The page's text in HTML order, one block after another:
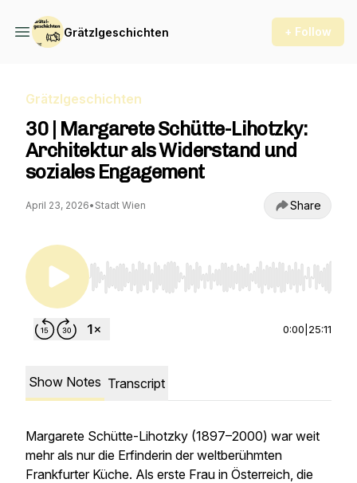
Grätzlgeschichten + Follow
Grätzlgeschichten
30 | Margarete Schütte-Lihotzky:
Architektur als Widerstand und
soziales Engagement
April 23, 2026• Stadt Wien Share
Use Left/Right to seek, Home/End to jump to
0:00 25:11
Show Notes Transcript
Margarete Schütte-Lihotzky (1897–2000) war weit
mehr als nur die Erfinderin der weltberühmten
Frankfurter Küche. Als erste Frau in Österreich, die